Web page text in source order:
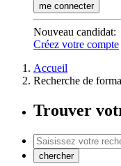
me connecter
Nouveau candidat:
Créez votre compte
Accueil
Recherche de
Trouver
chercher